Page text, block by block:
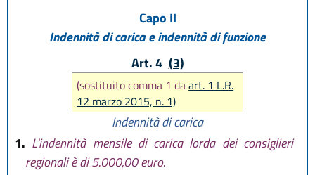
Capo II
Indennità di carica e indennità di funzione
Art. 4 (3)
(sostituito comma 1 daart. 1 L.R.
12 marzo 2015, n. 1)
Indennità di carica
1. L'indennità mensile di carica lorda dei consiglieri
regionali è di 5.000,00 euro.